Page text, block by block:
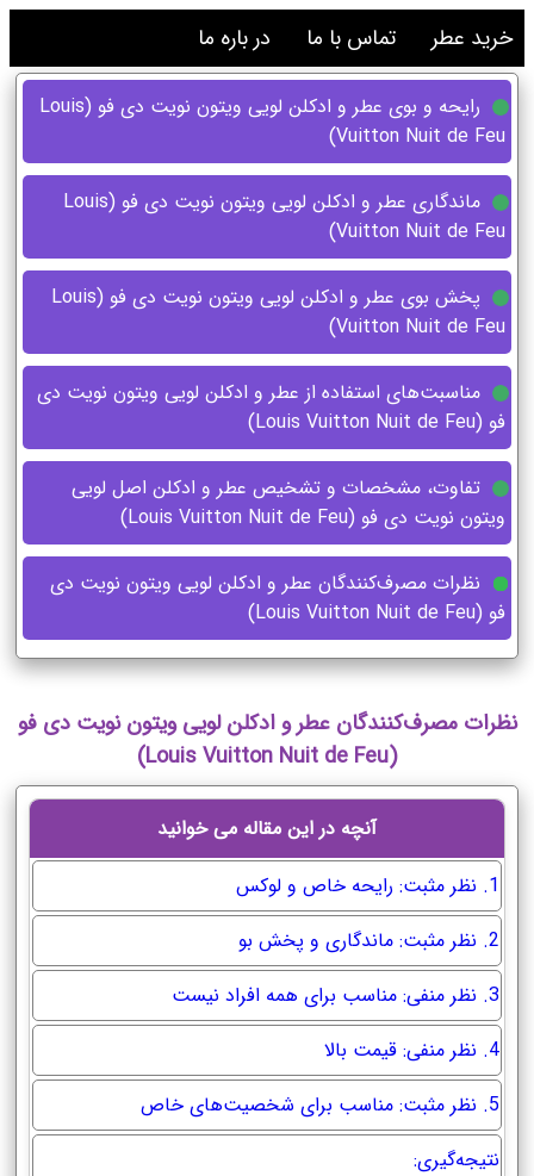
خرید عطر تماس با ما در باره ما
رایحه و بوی عطر و ادکلن لویی ویتون نویت دی فو (Louis
Vuitton Nuit de Feu)
ماندگاری عطر و ادکلن لویی ویتون نویت دی فو (Louis
Vuitton Nuit de Feu)
پخش بوی عطر و ادکلن لویی ویتون نویت دی فو (Louis
Vuitton Nuit de Feu)
مناسبت‌های استفاده از عطر و ادکلن لویی ویتون نویت دی
فو (Louis Vuitton Nuit de Feu)
تفاوت، مشخصات و تشخیص عطر و ادکلن اصل لویی
ویتون نویت دی فو (Louis Vuitton Nuit de Feu)
نظرات مصرف‌کنندگان عطر و ادکلن لویی ویتون نویت دی
فو (Louis Vuitton Nuit de Feu)
نظرات مصرف‌کنندگان عطر و ادکلن لویی ویتون نویت دی فو
(Louis Vuitton Nuit de Feu)
آنچه در این مقاله می خوانید
1. نظر مثبت: رایحه خاص و لوکس
2. نظر مثبت: ماندگاری و پخش بو
3. نظر منفی: مناسب برای همه افراد نیست
4. نظر منفی: قیمت بالا
5. نظر مثبت: مناسب برای شخصیت‌های خاص
نتیجه‌گیری: